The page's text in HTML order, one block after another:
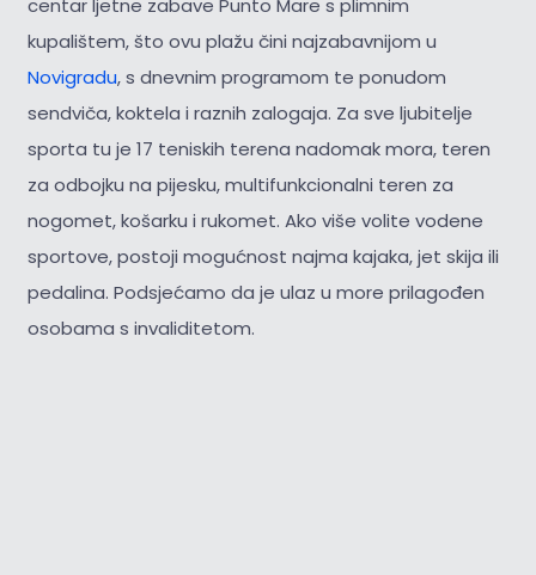
centar ljetne zabave Punto Mare s plimnim
kupalištem, što ovu plažu čini najzabavnijom u
Novigradu, s dnevnim programom te ponudom
sendviča, koktela i raznih zalogaja. Za sve ljubitelje
sporta tu je 17 teniskih terena nadomak mora, teren
za odbojku na pijesku, multifunkcionalni teren za
nogomet, košarku i rukomet. Ako više volite vodene
sportove, postoji mogućnost najma kajaka, jet skija ili
pedalina. Podsjećamo da je ulaz u more prilagođen
osobama s invaliditetom.